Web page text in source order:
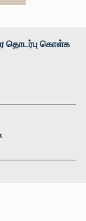
தொடர்பு கொள்க